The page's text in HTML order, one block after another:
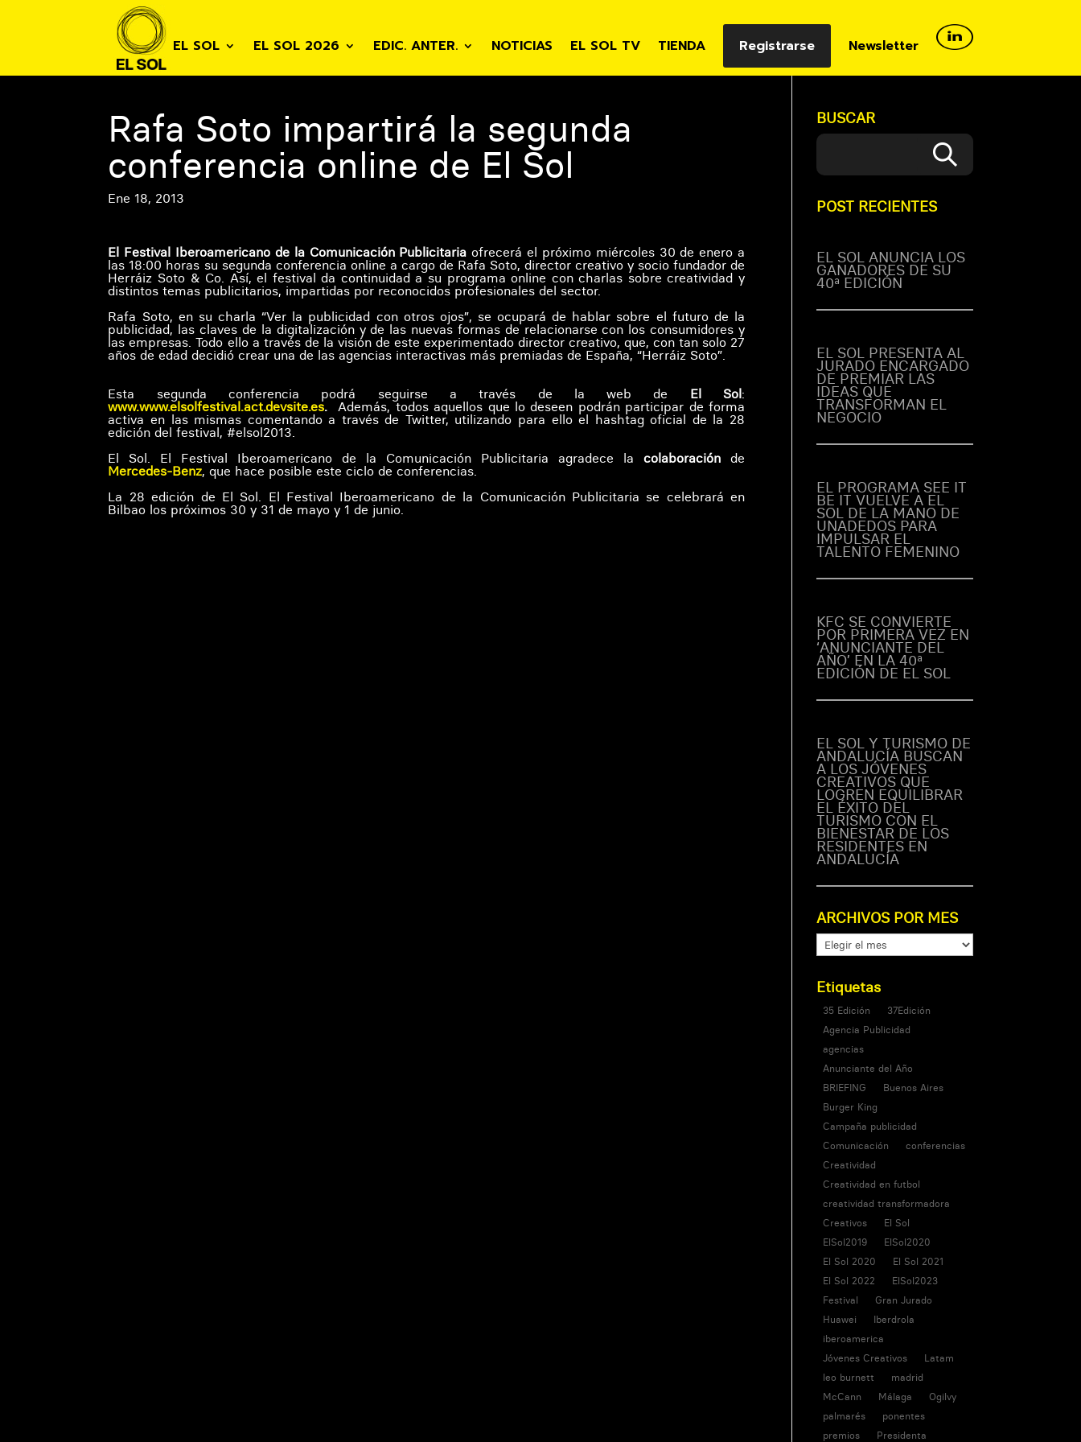
EL SOL EL SOL 2026 EDIC. ANTER. NOTICIAS EL SOL TV TIENDA Registrarse Newsletter
Rafa Soto impartirá la segunda
conferencia online de El Sol
Ene 18, 2013
El Festival Iberoamericano de la Comunicación Publicitaria ofrecerá el próximo miércoles 30 de enero a
las 18:00 horas su segunda conferencia online a cargo de Rafa Soto, director creativo y socio fundador de
Herráiz Soto & Co. Así, el festival da continuidad a su programa online con charlas sobre creatividad y
distintos temas publicitarios, impartidas por reconocidos profesionales del sector.
Rafa Soto, en su charla “Ver la publicidad con otros ojos”, se ocupará de hablar sobre el futuro de la
publicidad, las claves de la digitalización y de las nuevas formas de relacionarse con los consumidores y
las empresas. Todo ello a través de la visión de este experimentado director creativo, que, con tan solo 27
años de edad decidió crear una de las agencias interactivas más premiadas de España, “Herráiz Soto”.
Esta segunda conferencia podrá seguirse a través de la web de El Sol:
www.www.elsolfestival.act.devsite.es. Además, todos aquellos que lo deseen podrán participar de forma
activa en las mismas comentando a través de Twitter, utilizando para ello el hashtag oficial de la 28
edición del festival, #elsol2013.
El Sol. El Festival Iberoamericano de la Comunicación Publicitaria agradece lacolaboración de
Mercedes-Benz, que hace posible este ciclo de conferencias.
La 28 edición de El Sol. El Festival Iberoamericano de la Comunicación Publicitaria se celebrará en
Bilbao los próximos 30 y 31 de mayo y 1 de junio.
BUSCAR
POST RECIENTES
EL SOL ANUNCIA LOS
GANADORES DE SU
40ª EDICIÓN
EL SOL PRESENTA AL
JURADO ENCARGADO
DE PREMIAR LAS
IDEAS QUE
TRANSFORMAN EL
NEGOCIO
EL PROGRAMA SEE IT
BE IT VUELVE A EL
SOL DE LA MANO DE
UNADEDOS PARA
IMPULSAR EL
TALENTO FEMENINO
KFC SE CONVIERTE
POR PRIMERA VEZ EN
‘ANUNCIANTE DEL
AÑO’ EN LA 40ª
EDICIÓN DE EL SOL
EL SOL Y TURISMO DE
ANDALUCÍA BUSCAN
A LOS JÓVENES
CREATIVOS QUE
LOGREN EQUILIBRAR
EL ÉXITO DEL
TURISMO CON EL
BIENESTAR DE LOS
RESIDENTES EN
ANDALUCÍA
ARCHIVOS POR MES
ARCHIVOS
POR
Etiquetas
35 Edición
37Edición
Agencia Publicidad
agencias
Anunciante del Año
BRIEFING
Buenos Aires
Burger King
Campaña publicidad
Comunicación
conferencias
Creatividad
Creatividad en futbol
creatividad transformadora
Creativos
El Sol
ElSol2019
ElSol2020
El Sol 2020
El Sol 2021
El Sol 2022
ElSol2023
Festival
Gran Jurado
Huawei
Iberdrola
iberoamerica
Jóvenes Creativos
Latam
leo burnett
madrid
McCann
Málaga
Ogilvy
palmarés
ponentes
premios
Presidenta